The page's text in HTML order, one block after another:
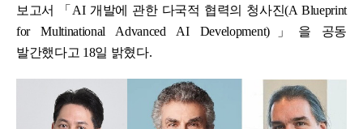
보고서 「AI 개발에 관한 다국적 협력의 청사진(A Blueprint
for Multinational Advanced AI Development)」을 공동
발간했다고 18일 밝혔다.